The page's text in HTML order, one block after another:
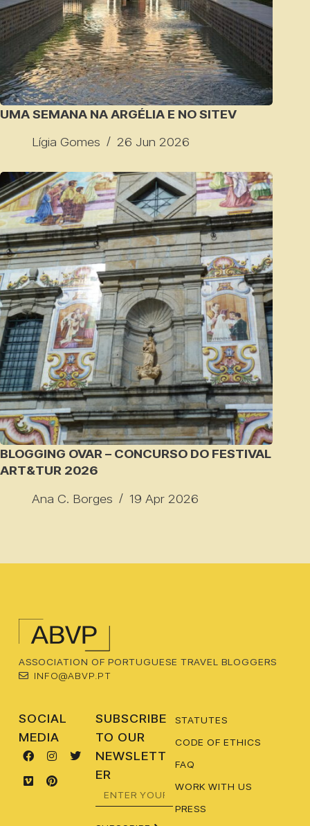
UMA SEMANA NA ARGÉLIA E NO SITEV
Lígia Gomes
26 Jun 2026
BLOGGING OVAR – CONCURSO DO FESTIVAL
ART&TUR 2026
Ana C. Borges
19 Apr 2026
ASSOCIATION OF PORTUGUESE TRAVEL BLOGGERS
INFO@ABVP.PT
SOCIAL
MEDIA
SUBSCRIBE
TO OUR
NEWSLETT
ER
STATUTES
CODE OF ETHICS
FAQ
WORK WITH US
PRESS